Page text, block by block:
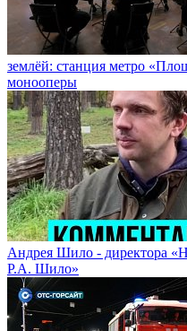
землёй: станция метро
монооперы
Андрея Шило - директора
Р.А. Шило»